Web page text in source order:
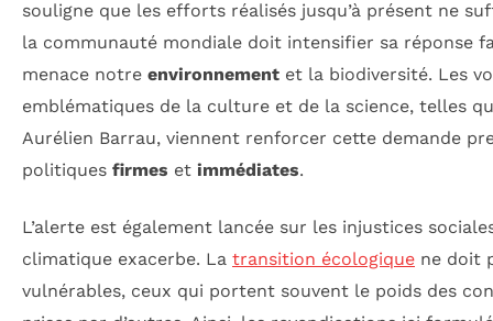
souligne que les efforts réalisés jusqu’à présent ne
la communauté mondiale doit intensifier sa réponse
menace notre environnement et la biodiversité. Les
emblématiques de la culture et de la science, telles
Aurélien Barrau, viennent renforcer cette demande
politiques firmes et immédiates.
L’alerte est également lancée sur les injustices
climatique exacerbe. La transition écologique ne doit
vulnérables, ceux qui portent souvent le poids des